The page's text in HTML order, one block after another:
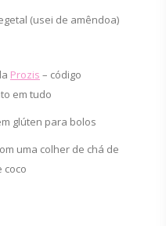
(usei de amêndoa)
Prozis – código
em tudo
glúten para bolos
uma colher de chá de
coco